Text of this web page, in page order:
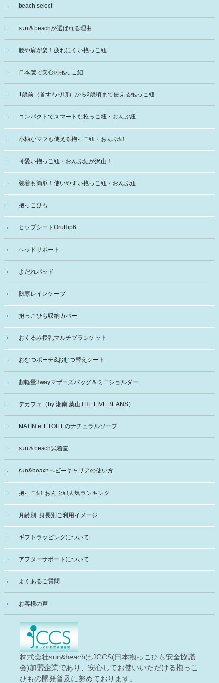
beach select
sun＆beachが選ばれる理由
腰や肩が楽！疲れにくい抱っこ紐
日本製で安心の抱っこ紐
1歳前（首すわり頃）から3歳頃まで使える抱っこ紐
コンパクトでスマートな抱っこ紐・おんぶ紐
小柄なママも使える抱っこ紐・おんぶ紐
可愛い抱っこ紐・おんぶ紐が沢山！
装着も簡単！使いやすい抱っこ紐・おんぶ紐
抱っこひも
ヒップシートOruHip6
ヘッドサポート
よだれパッド
防寒レインケープ
抱っこひも収納カバー
おくるみ授乳マルチブランケット
おむつポーチ&おむつ替えシート
超軽量3wayマザーズバッグ＆ミニショルダー
デカフェ（by 湘南 葉山THE FIVE BEANS）
MATIN et ETOILEのナチュラルソープ
sun＆beach試着室
sun&beachベビーキャリアの使い方
抱っこ紐･おんぶ紐人気ランキング
月齢別･身長別ご利用イメージ
ギフトラッピングについて
アフターサポートについて
よくあるご質問
お客様の声
株式会社sun&beachはJCCS(日本抱っこひも安全協議
会)加盟企業であり、安心してお使いいただける抱っこ
ひもの開発普及に努めております。